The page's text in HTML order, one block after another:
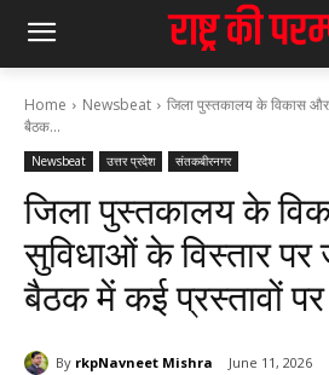
Home Newsbeat
जिला पुस्तकालय के विकास और
बैठक...
Newsbeat उत्तर प्रदेश संतकबीरनगर
जिला पुस्तकालय के
सुविधाओं के विस्तार पर
बैठक में कई प्रस्तावों पर
By rkpNavneet Mishra June 11, 2026